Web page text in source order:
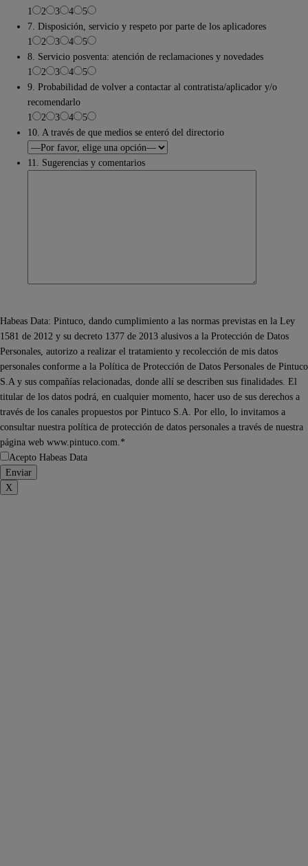
1
2 3 4
5
7. Disposición, servicio y respeto por parte de los aplicadores
1
2 3 4
5
8. Servicio posventa: atención de reclamaciones y novedades
1
2 3 4
5
9. Probabilidad de volver a contactar al contratista/aplicador y/o
recomendarlo
1
2 3 4
5
10. A través de que medios se enteró del directorio
11. Sugerencias y comentarios
Habeas Data: Pintuco, dando cumplimiento a las normas previstas en la Ley
1581 de 2012 y su decreto 1377 de 2013 alusivos a la Protección de Datos
Personales, autorizo a realizar el tratamiento y recolección de mis datos
personales conforme a la Política de Protección de Datos Personales de Pintuco
S.A y sus compañías relacionadas, donde allí se describen sus finalidades. El
titular de los datos podrá, en cualquier momento, hacer uso de sus derechos a
través de los canales propuestos por Pintuco S.A. Por ello, lo invitamos a
consultar nuestra política de protección de datos personales a través de nuestra
página web www.pintuco.com.*
Acepto Habeas Data
X